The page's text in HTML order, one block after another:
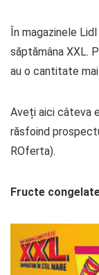
În magazinele
săptămâna XXL.
au o cantitate
Aveți aici câteva
răsfoind
ROferta).
Fructe